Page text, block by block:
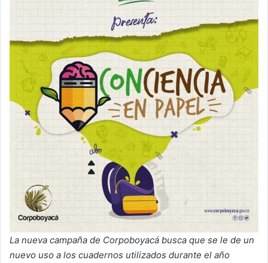
La nueva campaña de Corpoboyacá busca que se le de un
nuevo uso a los cuadernos utilizados durante el año